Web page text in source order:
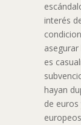
interés
es
hayan
de